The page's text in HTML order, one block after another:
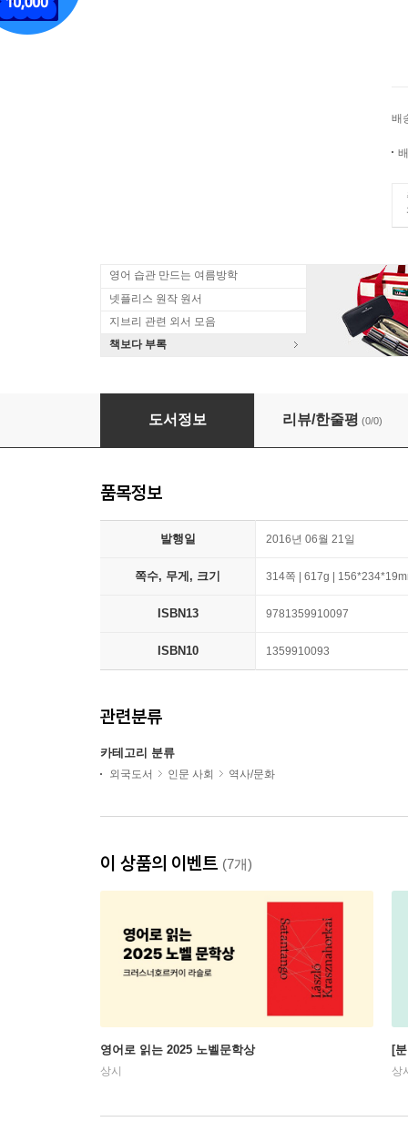
배
영어 습관 만드는 여름방학
넷플리스 원작 원서
지브리 관련 외서 모음
책보다 부록
The Old Coalpit: Or, the Adventures of
도서정보 리뷰/한줄평 (0/0)
품목정보
발행일 2016년 06월 21일
쪽수, 무게, 크기 314쪽 | 617g |
ISBN13 9781359910097
ISBN10 1359910093
관련분류
카테고리 분류
외국도서 인문 사회 역사/문화
이 상품의 이벤트 (7개)
영어로 읽는 2025 노벨문학상
상시
[
상